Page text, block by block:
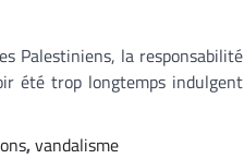
Palestiniens, la responsabilité
été trop longtemps indulgent
,vandalisme